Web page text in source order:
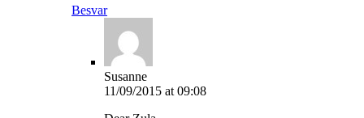
Besvar
Susanne
11/09/2015 at 09:08